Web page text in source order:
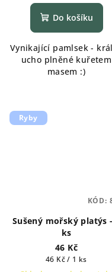
Do košíku
Vynikající pamlsek -
ucho plněné kuřetem
masem :)
Ryby
Sušený mořský platýs
ks
46 Kč
Měrná
46 Kč / 1 ks
KÓD: